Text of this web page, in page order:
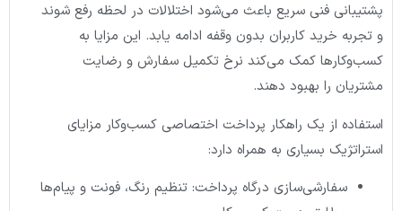
پشتیبانی فنی سریع باعث می‌شود اختلالات در لحظه رفع شوند
و تجربه خرید کاربران بدون وقفه ادامه یابد. این مزایا به
کسب‌وکارها کمک می‌کند نرخ تکمیل سفارش و رضایت
مشتریان را بهبود دهند.
استفاده از یک راهکار پرداخت اختصاصی کسب‌وکار مزایای
استراتژیک بسیاری به همراه دارد:
سفارشی‌سازی درگاه پرداخت: تنظیم رنگ، فونت و پیام‌ها